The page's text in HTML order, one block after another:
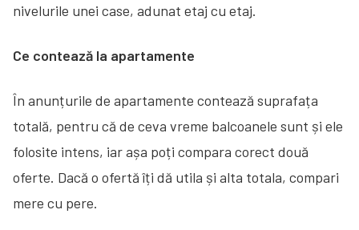
nivelurile unei case, adunat etaj cu etaj.
Ce contează la apartamente
În anunțurile de apartamente contează suprafața
totală, pentru că de ceva vreme balcoanele sunt și ele
folosite intens, iar așa poți compara corect două
oferte. Dacă o ofertă îți dă utila și alta totala, compari
mere cu pere.